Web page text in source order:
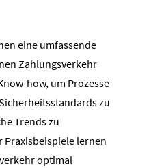
eine umfassende
Zahlungsverkehr
how, um Prozesse
zu
Trends zu
Praxisbeispiele lernen
optimal